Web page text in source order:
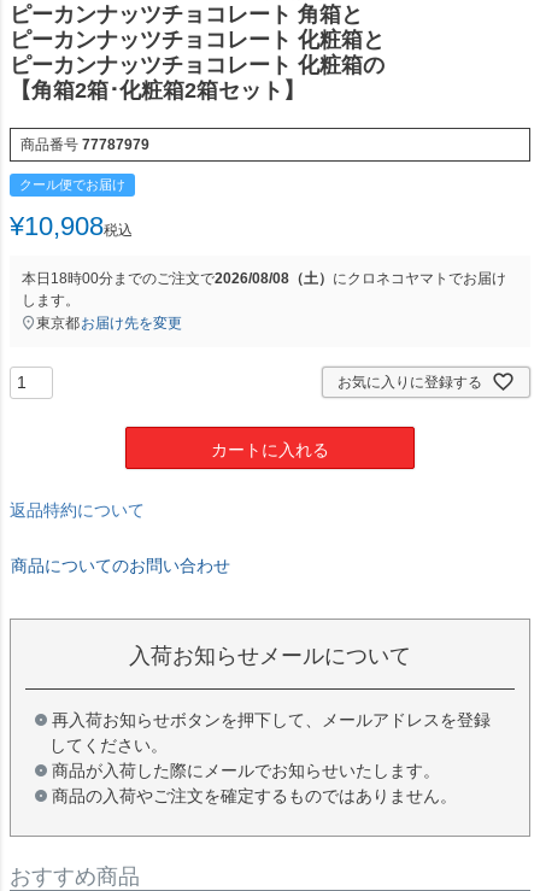
ピーカンナッツチョコレート 角箱と
ピーカンナッツチョコレート 化粧箱と
ピーカンナッツチョコレート 化粧箱の
【角箱2箱･化粧箱2箱セット】
商品番号 77787979
クール便でお届け
¥10,908税込
本日 18時00分までのご注文で2026/08/08（土） にクロネコヤマト でお届け
します。
東京都お届け先を変更
お気に入りに登録する
カートに入れる
返品特約について
商品についてのお問い合わせ
入荷お知らせメールについて
再入荷お知らせボタンを押下して、メールアドレスを登録
してください。
商品が入荷した際にメールでお知らせいたします。
商品の入荷やご注文を確定するものではありません。
おすすめ商品